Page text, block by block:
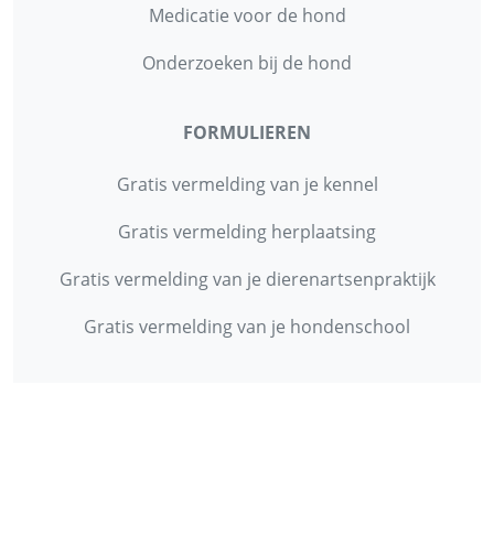
Medicatie voor de hond
Onderzoeken bij de hond
FORMULIEREN
Gratis vermelding van je kennel
Gratis vermelding herplaatsing
Gratis vermelding van je dierenartsenpraktijk
Gratis vermelding van je hondenschool